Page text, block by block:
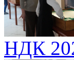
НДК